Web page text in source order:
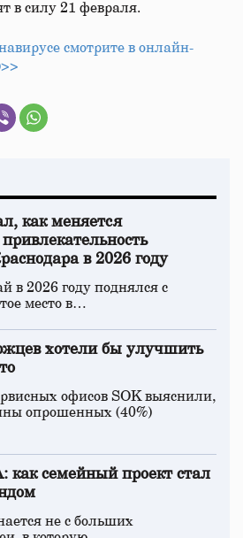
в силу 21 февраля.
смотрите в онлайн-
как меняется
в 2026 году
в 2026 году поднялся с
место в…
хотели бы улучшить
офисов SOK выяснили,
опрошенных (40%)
как семейный проект стал
не с больших